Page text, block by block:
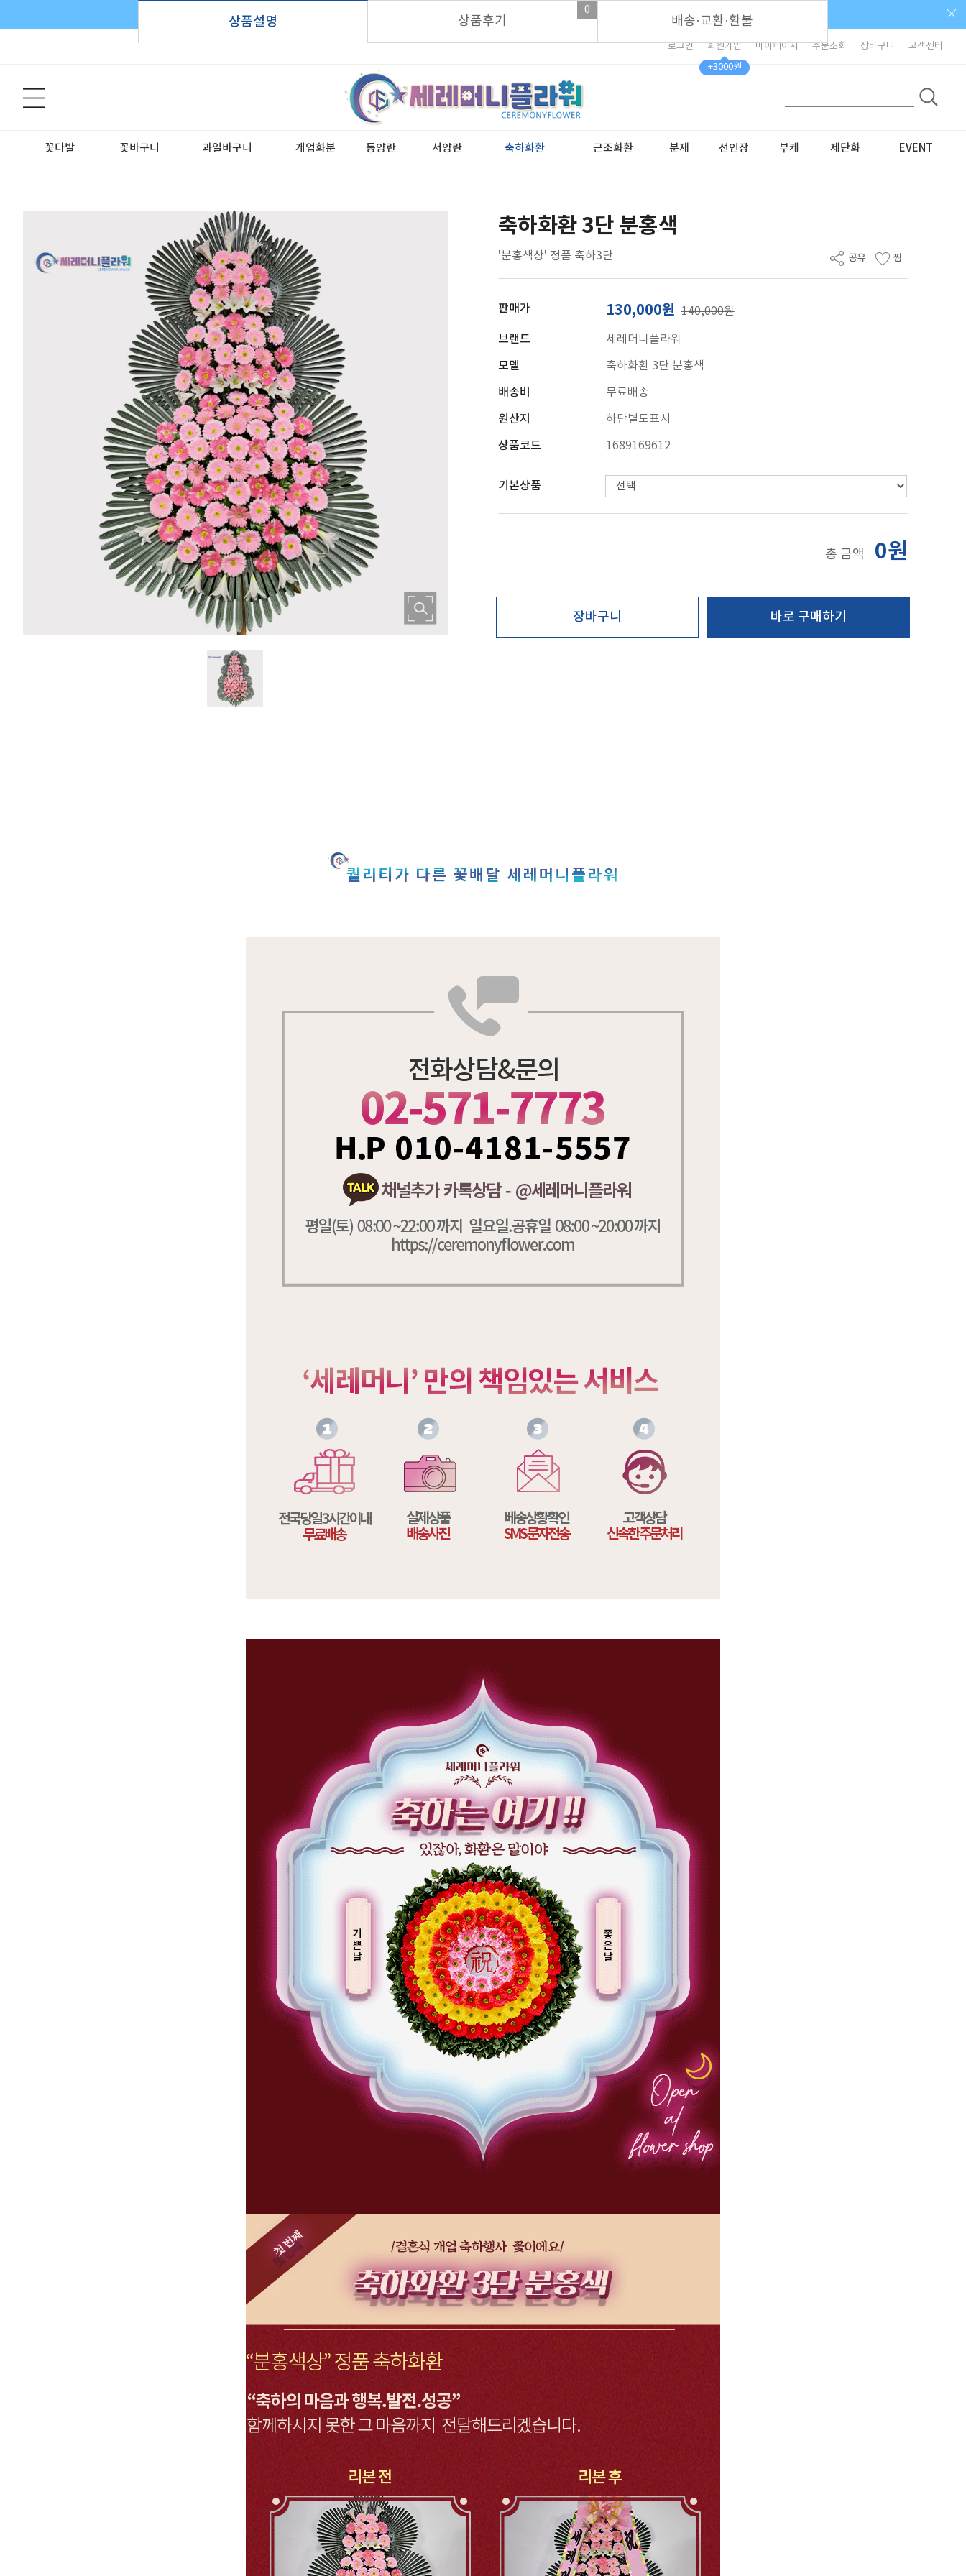
가입시 적립금 3,000원 바로지급!
로그인
회원가입
+3000원
마이페이지 주문조회 장바구니 고객센터
꽃다발 꽃바구니 과일바구니 개업화분 동양란 서양란 축하화환 근조화환 분재 선인장 부케 제단화 EVENT
축하화환 3단 분홍색
'분홍색상' 정품 축하3단
판매가 130,000원 140,000원
브랜드 세레머니플라워
모델 축하화환 3단 분홍색
배송비 무료배송
원산지 하단별도표시
상품코드 1689169612
기본상품
총 금액 0원
상품설명 상품후기
0
배송·교환·환불